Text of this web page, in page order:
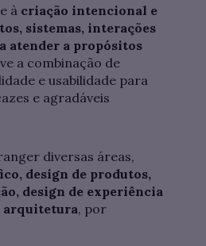
à criação intencional e
sistemas, interações
atender a propósitos
a combinação de
e usabilidade para
e agradáveis
diversas áreas,
design de produtos,
design de experiência
arquitetura, por